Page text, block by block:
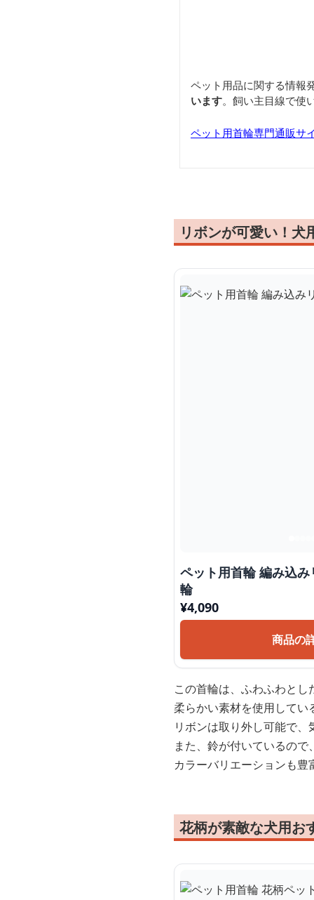
ペット用品に関する情報
います。飼い主目線で使
ペット用首輪専門通販サ
リボンが可愛い！犬
ペット用首輪 編み込
輪
¥4,090
商品の
この首輪は、ふわふわと
柔らかい素材を使用して
リボンは取り外し可能で
また、鈴が付いているの
カラーバリエーションも
花柄が素敵な犬用お